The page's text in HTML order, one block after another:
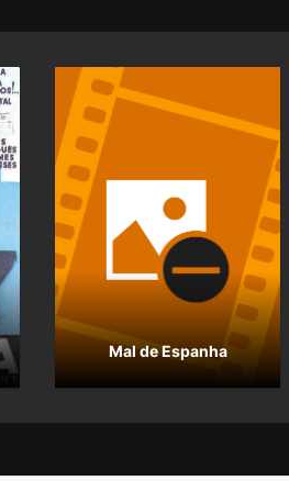
Mal de Espanha